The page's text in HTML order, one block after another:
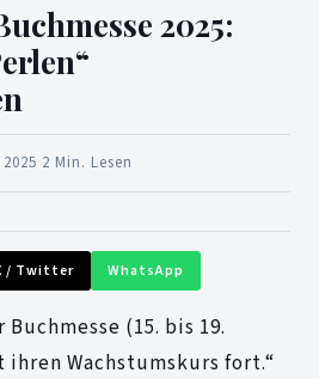
2025:
2 Min. Lesen
/ Twitter WhatsApp
(15. bis 19.
Wachstumskurs fort.“